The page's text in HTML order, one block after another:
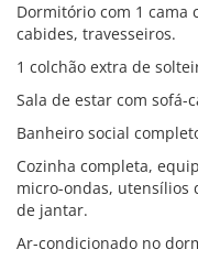
Dormitório com 1 cama
cabides, travesseiros.
1 colchão extra de
Sala de estar com sofá-
Banheiro social
Cozinha completa,
micro-ondas, utensílios
de jantar.
Ar-condicionado no